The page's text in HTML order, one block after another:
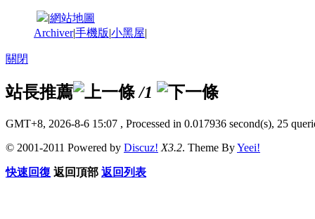
|網站地圖
Archiver|手機版|小黑屋|
關閉
站長推薦 /1
GMT+8, 2026-8-6 15:07 , Processed in 0.017936 second(s), 25
© 2001-2011 Powered by Discuz! X3.2. Theme ByYeei!
快速回復 返回頂部 返回列表